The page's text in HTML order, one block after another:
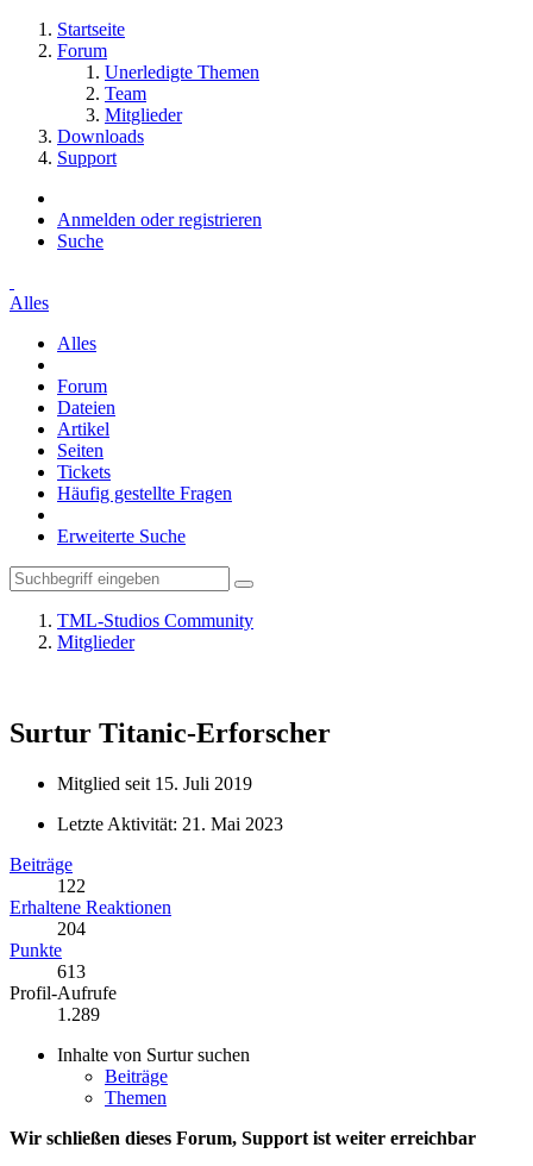
Startseite
Forum
Unerledigte Themen
Team
Mitglieder
Downloads
Support
Anmelden oder registrieren
Suche
Alles
Alles
Forum
Dateien
Artikel
Seiten
Tickets
Häufig gestellte Fragen
Erweiterte Suche
TML-Studios Community
Mitglieder
Surtur Titanic-Erforscher
Mitglied seit 15. Juli 2019
Letzte Aktivität: 21. Mai 2023
Beiträge
122
Erhaltene Reaktionen
204
Punkte
613
Profil-Aufrufe
1.289
Inhalte von Surtur suchen
Beiträge
Themen
Wir schließen dieses Forum, Support ist weiter erreichbar